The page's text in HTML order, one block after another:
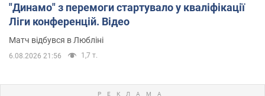
"Динамо" з перемоги стартувало у кваліфікації
Ліги конференцій. Відео
Матч відбувся в Любліні
6.08.2026 21:56 1,7 т.